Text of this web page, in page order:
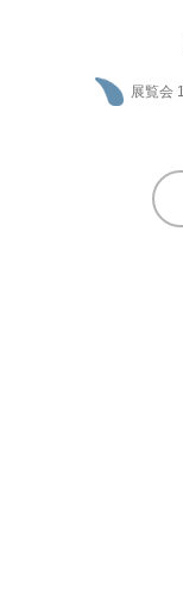
展覧会 1